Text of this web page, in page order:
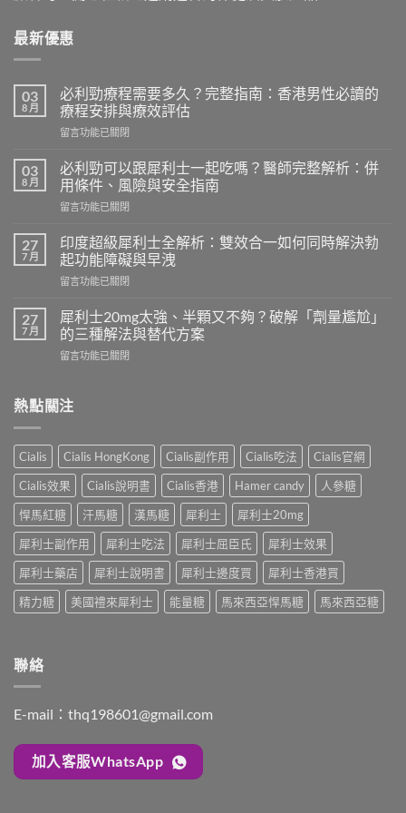
最新優惠
03
8 月
必利勁療程需要多久？完整指南：香港男性必讀的
療程安排與療效評估
在
利
勁
療
程
要
多
久？
完
指
南：
港
必
療
程
安
排
與
療
效
評
估〉
中
留言功能已關閉
03
8 月
必利勁可以跟犀利士一起吃嗎？醫師完整解析：併
用條件、風險與安全指南
在
利
勁
可
以
犀
利
士
一
嗎？
完
整
解
析：
併
用
條
件、
風
險
留言功能已關閉
27
7 月
印度超級犀利士全解析：雙效合一如何同時解決勃
起功能障礙與早洩
在
度
超
級
犀
全
雙
效
合
一
如
何
同
時
解
決
早
中
留言功能已關閉
27
7 月
犀利士20mg太強、半顆又不夠？破解「劑量尷尬」
的三種解法與替代方案
在
士
20mg
強、
半
顆
又
不
夠？
破
解
「劑
量
尬」
與
方
案〉
留言功能已關閉
熱點關注
Cialis Cialis HongKong Cialis副作用 Cialis吃法
Cialis官網
Cialis效果
Cialis說明書 Cialis香港 Hamer candy
人參糖
悍馬紅糖
汗馬糖 漢馬糖 犀利士
犀利士20mg
犀利士副作用
犀利士吃法 犀利士屈臣氏
犀利士效果
犀利士藥店
犀利士說明書 犀利士邊度買
犀利士香港買
精力糖
美國禮來犀利士 能量糖 馬來西亞悍馬糖 馬來西亞糖
聯絡
E-mail： thq198601@gmail.com
加入客服WhatsApp